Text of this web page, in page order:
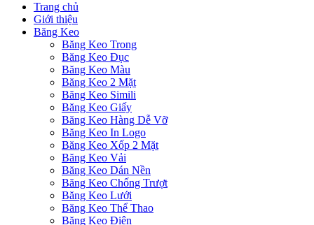
Trang chủ
Giới thiệu
Băng Keo
Băng Keo Trong
Băng Keo Đục
Băng Keo Màu
Băng Keo 2 Mặt
Băng Keo Simili
Băng Keo Giấy
Băng Keo Hàng Dễ Vỡ
Băng Keo In Logo
Băng Keo Xốp 2 Mặt
Băng Keo Vải
Băng Keo Dán Nền
Băng Keo Chống Trượt
Băng Keo Lưới
Băng Keo Thể Thao
Băng Keo Điện